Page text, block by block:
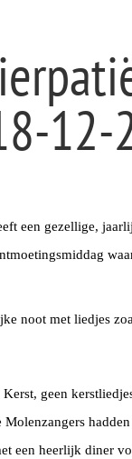
12-
een gezellige,
noot met liedjes
geen
een heerlijk diner